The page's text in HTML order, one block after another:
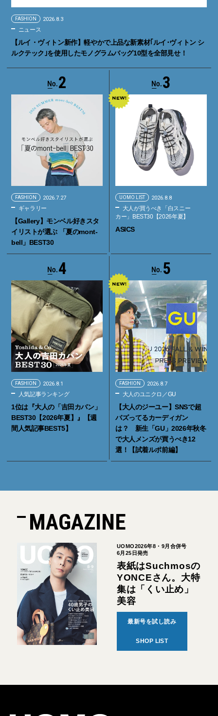
FASHION 2026.8.3
ニュース
【ルイ・ヴィトン新作】軽やかで上品な新素材｢ルイ･ヴィトン シ
ルクテック｣を使用したモノグラムバッグ10型を全部見せ！
2
FASHION 2026.7.27
ギャラリー
【Gallery】モンベル好きスタ
イリストが選ぶ 「夏のmont-
bell」BEST30
3
UOMO LIST 2026.8.8
大人が買うべき「白スニー
カー」BEST30【2026年夏】
ASICS
4
FASHION 2026.8.1
人気記事ランキング
1位は『大人の「吉田カバン」
BEST30【2026年夏】』【週
間人気記事BEST5】
5
FASHION 2026.8.7
大人のユニクロ／GU
【大人のジーユー】SNSで超
バズってるカーディガン
は？ 新生「GU」2026年秋冬
で大人メンズが買うべき12
選！【試着ルポ前編】
MAGAZINE
UOMO2026年8・9月合併号
6月25日発売
表紙はSuchmosの
YONCEさん。大特
集は「くい止め」
美容
最新号を試し読み
SHOP LIST